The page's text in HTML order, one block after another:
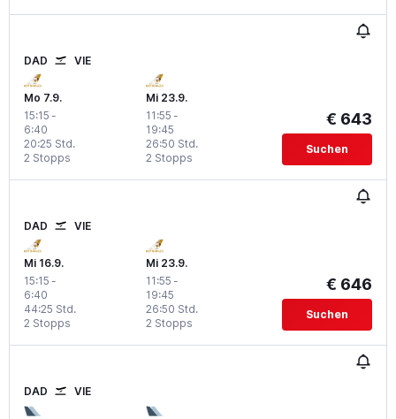
DAD VIE
Mo 7.9.
15:15 -
6:40
2 Stopps
20:25 Std.
Mi 23.9.
11:55 -
19:45
2 Stopps
26:50 Std.
€ 643
Suchen
DAD VIE
Mi 16.9.
15:15 -
6:40
2 Stopps
44:25 Std.
Mi 23.9.
11:55 -
19:45
2 Stopps
26:50 Std.
€ 646
Suchen
DAD VIE